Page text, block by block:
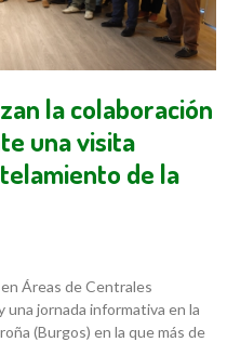
la colaboración
una visita
de la
Áreas de Centrales
una jornada informativa en la
(Burgos) en la que más de